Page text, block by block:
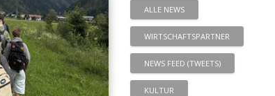
ALLE NEWS
WIRTSCHAFTSPARTNER
NEWS FEED (TWEETS)
KULTUR